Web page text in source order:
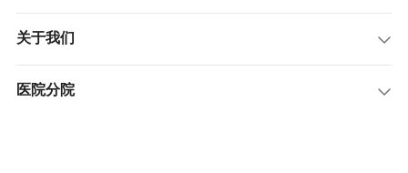
关于我们
医院分院